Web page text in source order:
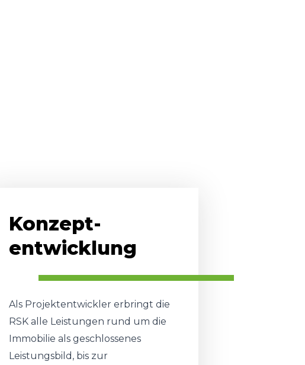
Konzept-
entwicklung
Als Projektentwickler erbringt die
RSK alle Leistungen rund um die
Immobilie als geschlossenes
Leistungsbild, bis zur